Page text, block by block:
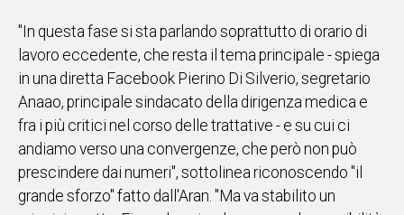
Vai
UNISCITI
AL CANALE
WHATSAPP
"In questa fase si sta parlando soprattutto di orario di
lavoro eccedente, che resta il tema principale - spiega
in una diretta Facebook Pierino Di Silverio, segretario
Anaao, principale sindacato della dirigenza medica e
fra i più critici nel corso delle trattative - e su cui ci
andiamo verso una convergenze, che però non può
prescindere dai numeri", sottolinea riconoscendo "il
grande sforzo" fatto dall'Aran. "Ma va stabilito un